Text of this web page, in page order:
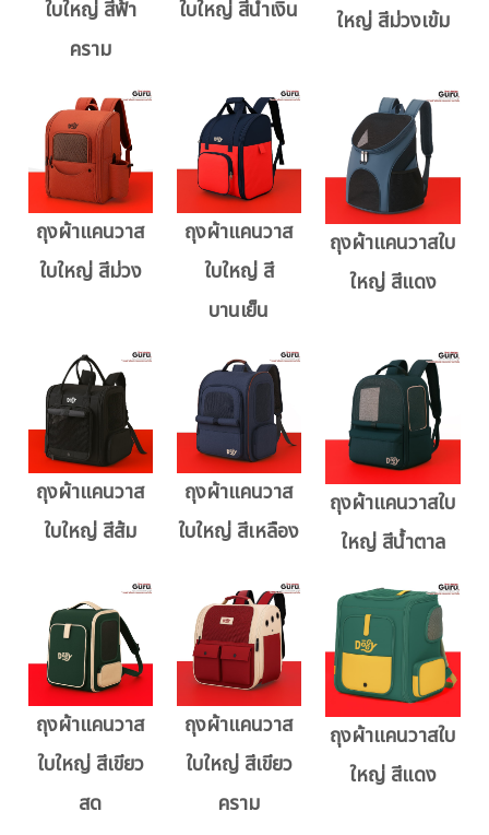
ใบใหญ่ สีฟ้า
คราม
ใบใหญ่ สีน้ำเงิน ใหญ่ สีม่วงเข้ม
ถุงผ้าแคนวาส
ใบใหญ่ สีม่วง
ถุงผ้าแคนวาส
ใบใหญ่ สี
บานเย็น
ถุงผ้าแคนวาสใบ
ใหญ่ สีแดง
ถุงผ้าแคนวาส
ใบใหญ่ สีส้ม
ถุงผ้าแคนวาส
ใบใหญ่ สีเหลือง
ถุงผ้าแคนวาสใบ
ใหญ่ สีน้ำตาล
ถุงผ้าแคนวาส
ใบใหญ่ สีเขียว
สด
ถุงผ้าแคนวาส
ใบใหญ่ สีเขียว
คราม
ถุงผ้าแคนวาสใบ
ใหญ่ สีแดง